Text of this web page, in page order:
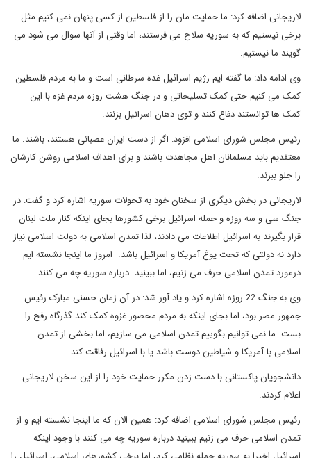
لاریجانی اضافه کرد: ما حمایت مان را از فلسطین از کسی پنهان نمی کنیم مثل
برخی نیستیم که به سوریه سلاح می فرستند، اما وقتی از آنها سوال می شود می
گویند ما نیستیم.
وی ادامه داد: ما گفته ایم رژیم اسرائیل غده سرطانی است و ما به مردم فلسطین
کمک می کنیم حتی کمک تسلیحاتی و در جنگ هشت روزه مردم غزه با این
کمک ها توانستند دفاع کنند و توی دهان اسرائیل بزنند.
رئیس مجلس شورای اسلامی افزود: اگر از دست ایران عصبانی هستند، باشند. ما
معتقدیم باید مسلمانان اهل مجاهدت باشند و برای اهداف اسلامی روشن کارشان
را جلو ببرند.
لاریجانی در بخش دیگری از سخنان خود به تحولات سوریه اشاره کرد و گفت: در
جنگ سی و سه روزه و حمله اسرائیل برخی کشورها بجای اینکه کنار ملت لبنان
قرار بگیرند به اسرائیل اطلاعات می دادند، لذا تمدن اسلامی به دولت اسلامی نیاز
دارد نه دولتی که تحت یوغ آمریکا و اسرائیل باشد. امروز ما اینجا نشسته ایم
درمورد تمدن اسلامی حرف می زنیم، اما ببینید درباره سوریه چه می کنند.
وی به جنگ 22 روزه اشاره کرد و یاد آور شد: در آن زمان حسنی مبارک رئیس
جمهور مصر بود، اما بجای اینکه به مردم محصور غزوه کمک کند گذرگاه رفح را
بست. ما نمی توانیم بگوییم تمدن اسلامی می سازیم، اما بخشی از تمدن
اسلامی با آمریکا و شیاطین دوست باشد یا با اسرائیل رفاقت کند.
دانشجویان پاکستانی با دست زدن مکرر حمایت خود را از این سخن لاریجانی
اعلام کردند.
رئیس مجلس شورای اسلامی اضافه کرد: همین الان که ما اینجا نشسته ایم و از
تمدن اسلامی حرف می زنیم ببینید درباره سوریه چه می کنند با وجود اینکه